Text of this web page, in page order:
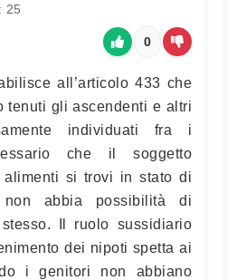
25
0
all’articolo 433 che
tenuti gli ascendenti e altri
individuati fra i
che il soggetto
alimenti si trovi in stato di
abbia possibilità di
Il ruolo sussidiario
dei nipoti spetta ai
i genitori non abbiano